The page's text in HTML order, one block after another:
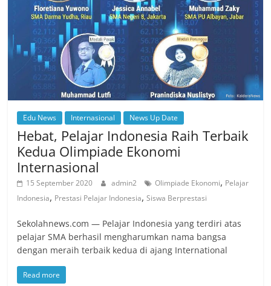
Edu News Internasional News Up Date
Hebat, Pelajar Indonesia Raih Terbaik
Kedua Olimpiade Ekonomi
Internasional
15 September 2020 admin2 Olimpiade Ekonomi, Pelajar
Indonesia, Prestasi Pelajar Indonesia,Siswa Berprestasi
Sekolahnews.com — Pelajar Indonesia yang terdiri atas
pelajar SMA berhasil mengharumkan nama bangsa
dengan meraih terbaik kedua di ajang International
Read more